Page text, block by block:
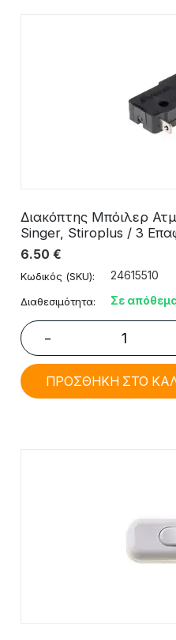
Διακόπτης Μπόιλερ
Singer, Stiroplus / 3
6.50 €
Κωδικός (SKU): 24615510
Διαθεσιμότητα: Σε
−
ΠΡΟΣΘΗΚΗ ΣΤΟ